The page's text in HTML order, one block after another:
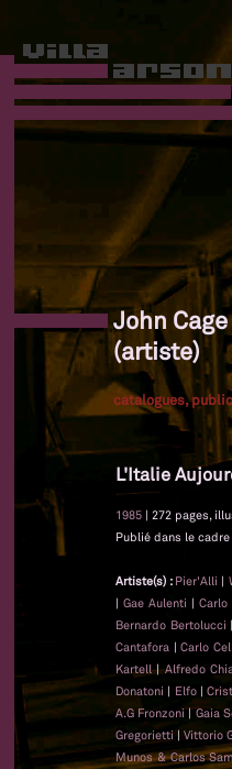
John
(artiste)
catalogues,
L'Italie
1985 | 272 pages,
Publié dans le
Artiste(s) : Pier'Alli |
|Gae Aulenti |Carlo
Bernardo Bertolucci |
Cantafora |Carlo
Kartell|Alfredo
Donatoni | Elfo|
A.G Fronzoni|Gaia
Gregorietti |Vittorio
Munos & Carlos